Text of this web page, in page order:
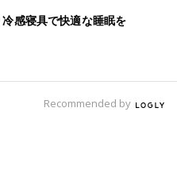
冷感寝具で快適な睡眠を
Recommended by